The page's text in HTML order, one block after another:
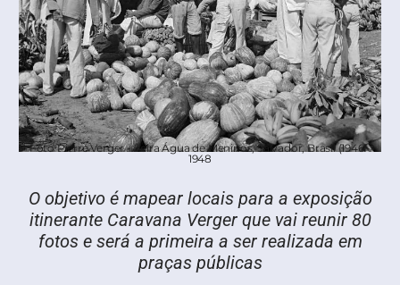
Foto Pierre Verger - Feira Água de Meninos, Salvador, Brasil (1946 -
1948
O objetivo é mapear locais para a exposição
itinerante Caravana Verger que vai reunir 80
fotos e será a primeira a ser realizada em
praças públicas